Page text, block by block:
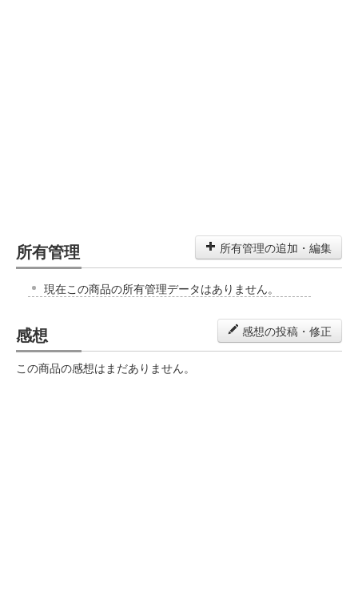
所有管理 所有管理の追加・編集
現在この商品の所有管理データはありません。
感想 感想の投稿・修正
この商品の感想はまだありません。